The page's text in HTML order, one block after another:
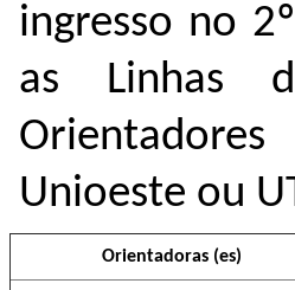
ingresso no
as Linhas
Unioeste ou
Orientadoras (es)